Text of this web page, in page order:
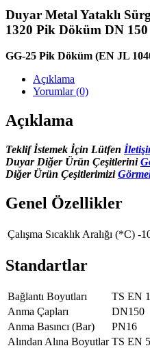
Duyar Metal Yataklı
1320 Pik Döküm DN 150
GG-25 Pik Döküm (EN JL
Açıklama
Yorumlar (0)
Açıklama
Teklif İstemek İçin Lütfen
Duyar Diğer Ürün Çeşitlerini
Diğer Ürün Çeşitlerimizi
Genel Özellikler
Çalışma Sıcaklık Aralığı (*C) -
Standartlar
Bağlantı Boyutları
TS EN
Anma Çapları
DN150
Anma Basıncı (Bar)
PN16
Alından Alına Boyutlar TS EN